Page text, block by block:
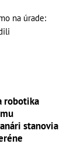
na úrade:
robotika
stanovia